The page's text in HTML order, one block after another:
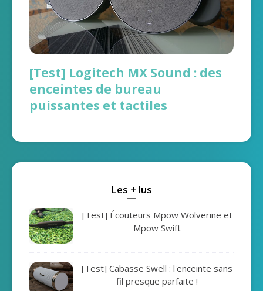
[Test] Logitech MX Sound : des
enceintes de bureau
puissantes et tactiles
Les + lus
[Test] Écouteurs Mpow Wolverine et
Mpow Swift
[Test] Cabasse Swell : l'enceinte sans
fil presque parfaite !